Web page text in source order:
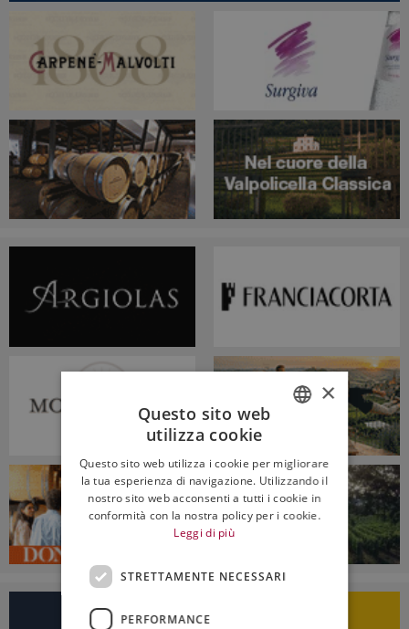
ENGLISH
×
Questo sito web
utilizza cookie
Questo sito web utilizza i cookie per migliorare
la tua esperienza di navigazione. Utilizzando il
nostro sito web acconsenti a tutti i cookie in
conformità con la nostra policy per i cookie.
Leggi di più
STRETTAMENTE NECESSARI
PERFORMANCE